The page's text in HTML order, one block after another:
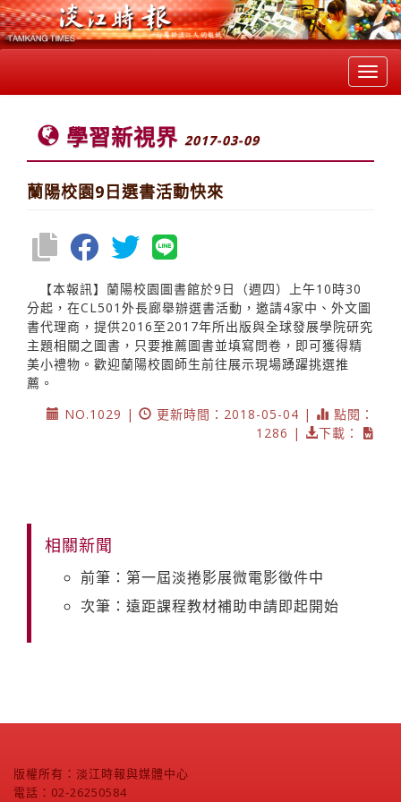
學習新視界 2017-03-09
蘭陽校園9日選書活動快來
【本報訊】蘭陽校園圖書館於9日（週四）上午10時30
分起，在CL501外長廊舉辦選書活動，邀請4家中、外文圖
書代理商，提供2016至2017年所出版與全球發展學院研究
主題相關之圖書，只要推薦圖書並填寫問卷，即可獲得精
美小禮物。歡迎蘭陽校園師生前往展示現場踴躍挑選推
薦。
NO.1029 |
更新時間：2018-05-04 |
點閱：
1286 |
下載：
相關新聞
前筆：第一屆淡捲影展微電影徵件中
次筆：遠距課程教材補助申請即起開始
版權所有：淡江時報與媒體中心
電話：02-26250584